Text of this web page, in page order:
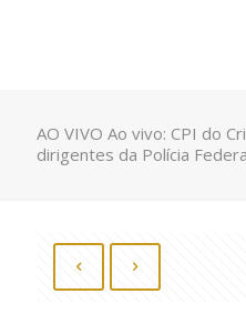
AO VIVO Ao vivo: CPI do
dirigentes da Polícia